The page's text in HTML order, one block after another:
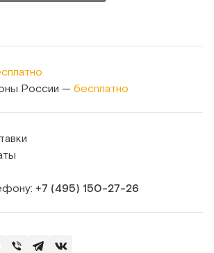
России — бесплатно
+7 (495) 150‑27‑26